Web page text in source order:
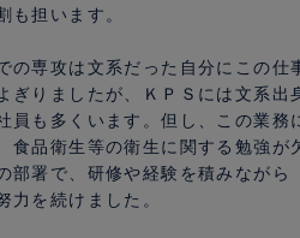
も担います。
の専攻は文系だった自分にこの
ぎりましたが、ＫＰＳには文系出
員も多くいます。但し、この業
食品衛生等の衛生に関する勉強が
部署で、研修や経験を積みながら
力を続けました。